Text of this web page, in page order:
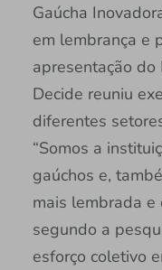
Gaúcha
em lembrança e
apresentação do
Decide reuniu
diferentes
“Somos a
gaúchos e,
mais lembrada e
segundo a
esforço coletivo